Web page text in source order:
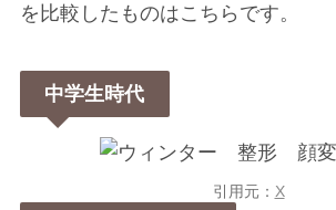
を比較したものはこちらです。
中学生時代
引用元： X